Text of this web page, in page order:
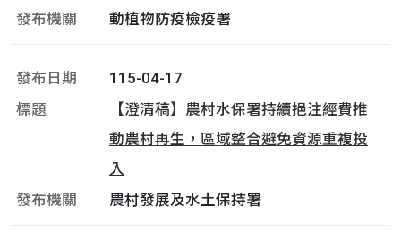
動植物防疫檢疫署
115-04-17
【澄清稿】農村水保署持續挹注經費推
動農村再生，區域整合避免資源重複投
入
農村發展及水土保持署